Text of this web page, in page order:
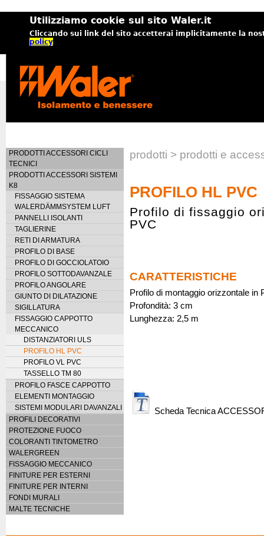
Utilizziamo cookie sul sito Waler.it
Cliccando sui link del sito accetterai implicitamente la
policy
prodotti > prodotti e
PROFILO HL PVC
Profilo di fissaggio
PVC
CARATTERISTICHE
Profilo di montaggio orizzontale
Profondità: 3 cm
Lunghezza: 2,5 m
Scheda Tecnica
PRODOTTI ACCESSORI CICLI
TECNICI
PRODOTTI ACCESSORI SISTEMI
K8
FISSAGGIO SISTEMA
WALERDÄMMSYSTEM LUFT
PANNELLI ISOLANTI
TAGLIERINE
RETI DI ARMATURA
PROFILO DI BASE
PROFILO DI GOCCIOLATOIO
PROFILO SOTTODAVANZALE
PROFILO ANGOLARE
GIUNTO DI DILATAZIONE
SIGILLATURA
FISSAGGIO CAPPOTTO
MECCANICO
DISTANZIATORI ULS
PROFILO HL PVC
PROFILO VL PVC
TASSELLO TM 80
PROFILO FASCE CAPPOTTO
ELEMENTI MONTAGGIO
SISTEMI MODULARI DAVANZALI
PROFILI DECORATIVI
PROTEZIONE FUOCO
COLORANTI TINTOMETRO
WALERGREEN
FISSAGGIO MECCANICO
FINITURE PER ESTERNI
FINITURE PER INTERNI
FONDI MURALI
MALTE TECNICHE